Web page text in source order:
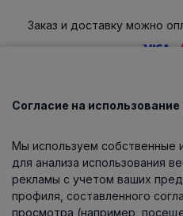
Заказ и доставку можно
Каталог
О компании
Согласие на
Мы используем собственные
для анализа использования
рекламы с учетом ваших
профиля, составленного
просмотра (например,